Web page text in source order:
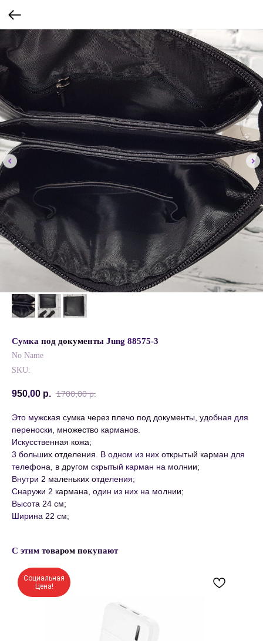
Сумка под документы Jung 88575-3
No Name
SKU:
950,00 р. 1700,00 р.
Это мужская сумка через плечо под документы, удобная для
переноски, множество карманов.
Искусственная кожа;
3 больших отделения. В одном из них открытый карман для
телефона, в другом скрытый карман на молнии;
Внутри 2 маленьких отделения;
Снаружи 2 кармана, один из них на молнии;
Высота 24 см;
Ширина 22 см;
С этим товаром покупают
Социальная
Цена!